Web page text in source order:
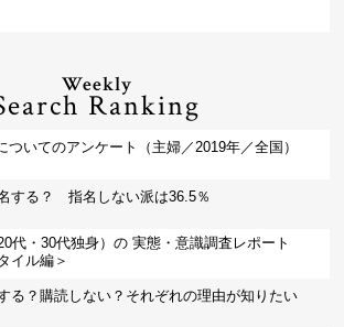
Weekly
Ranking
ついてのアンケート（主婦／2019年／全国）
する？ 指名しない派は36.5％
代・30代独身）の 実態・意識調査レポート
イル編＞
る？購読しない？それぞれの理由が知りたい